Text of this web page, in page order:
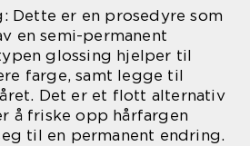
Dette er en prosedyre som
en semi-permanent
glossing hjelper til
farge, samt legge til
Det er et flott alternativ
å friske opp hårfargen
til en permanent endring.